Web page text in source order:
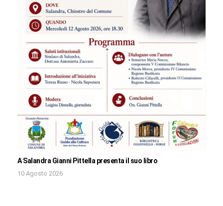
A Salandra Gianni Pittella presenta il suo libro
10 Agosto 2026